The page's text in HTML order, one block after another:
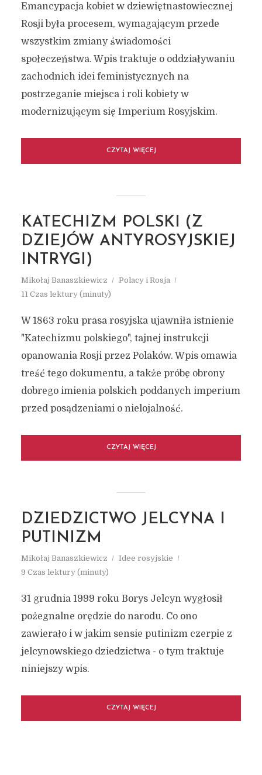
Emancypacja kobiet w dziewiętnastowiecznej
Rosji była procesem, wymagającym przede
wszystkim zmiany świadomości
społeczeństwa. Wpis traktuje o oddziaływaniu
zachodnich idei feministycznych na
postrzeganie miejsca i roli kobiety w
modernizującym się Imperium Rosyjskim.
CZYTAJ WIĘCEJ
KATECHIZM POLSKI (Z
DZIEJÓW ANTYROSYJSKIEJ
INTRYGI)
Mikołaj Banaszkiewicz
Polacy i Rosja
11 Czas lektury (minuty)
W 1863 roku prasa rosyjska ujawniła istnienie
"Katechizmu polskiego", tajnej instrukcji
opanowania Rosji przez Polaków. Wpis omawia
treść tego dokumentu, a także próbę obrony
dobrego imienia polskich poddanych imperium
przed posądzeniami o nielojalność.
CZYTAJ WIĘCEJ
DZIEDZICTWO JELCYNA I
PUTINIZM
Mikołaj Banaszkiewicz
Idee rosyjskie
9 Czas lektury (minuty)
31 grudnia 1999 roku Borys Jelcyn wygłosił
pożegnalne orędzie do narodu. Co ono
zawierało i w jakim sensie putinizm czerpie z
jelcynowskiego dziedzictwa - o tym traktuje
niniejszy wpis.
CZYTAJ WIĘCEJ